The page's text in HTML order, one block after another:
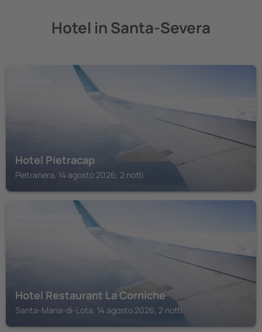
Hotel in Santa-Severa
Hotel Pietracap
Pietranera, 14 agosto 2026, 2 notti
SANTA-MARIA-DI-LOTA
Hotel Restaurant La Corniche
Santa-Maria-di-Lota, 14 agosto 2026, 2 notti